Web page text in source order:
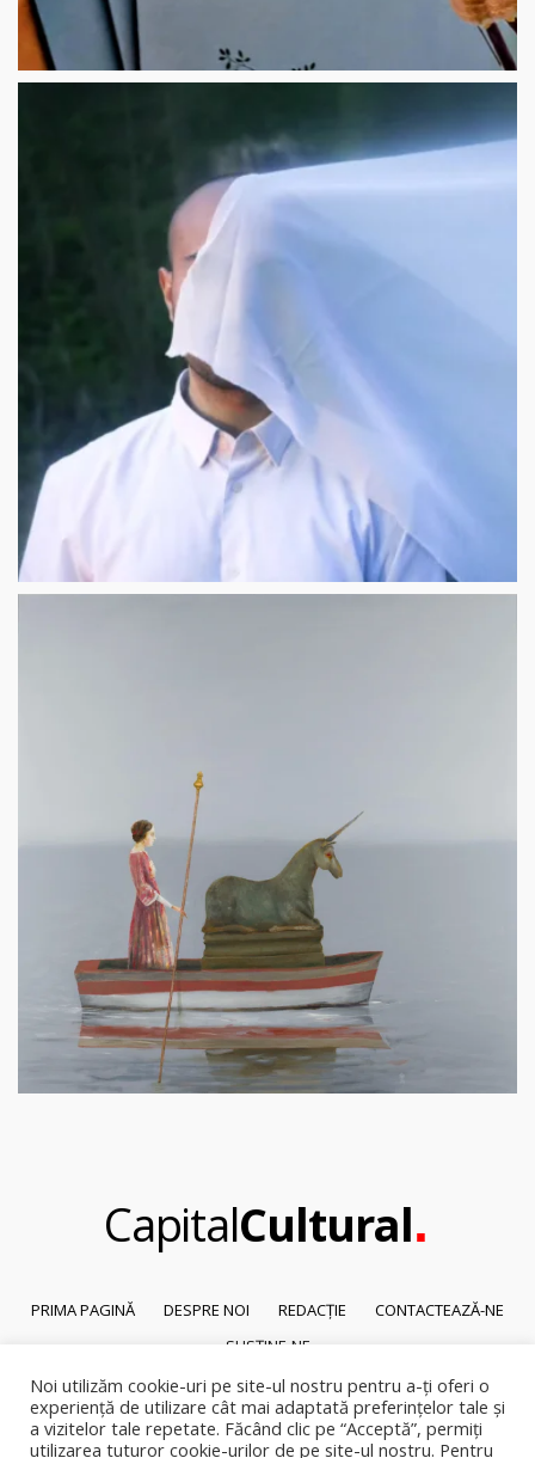
CapitalCultural.
PRIMA PAGINĂ DESPRE NOI REDACȚIE
CONTACTEAZĂ-NE
SUSȚINE-NE
© 2026Capital Cultural
Reproducerea integrală sau parțială a textelor sau a ilustrațiilor din orice
pagină a site-ului este posibilă numai cu acordul prealabil scris al Capital
Noi utilizăm cookie-uri pe site-ul nostru pentru a-ți oferi o
experiență de utilizare cât mai adaptată preferințelor tale și
a vizitelor tale repetate. Făcând clic pe “Acceptă”, permiți
utilizarea tuturor cookie-urilor de pe site-ul nostru. Pentru